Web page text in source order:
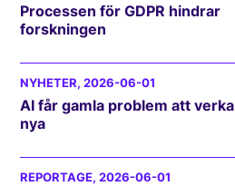
Processen för GDPR hindrar
forskningen
NYHETER, 2026-06-01
AI får gamla problem att verka
nya
REPORTAGE, 2026-06-01